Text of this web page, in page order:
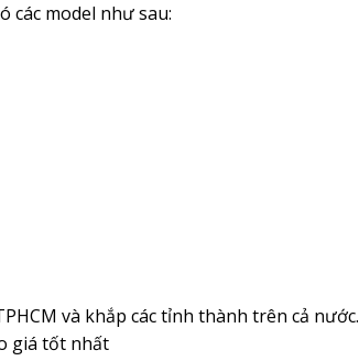
các model như sau:
và khắp các tỉnh thành trên cả nước.
giá tốt nhất